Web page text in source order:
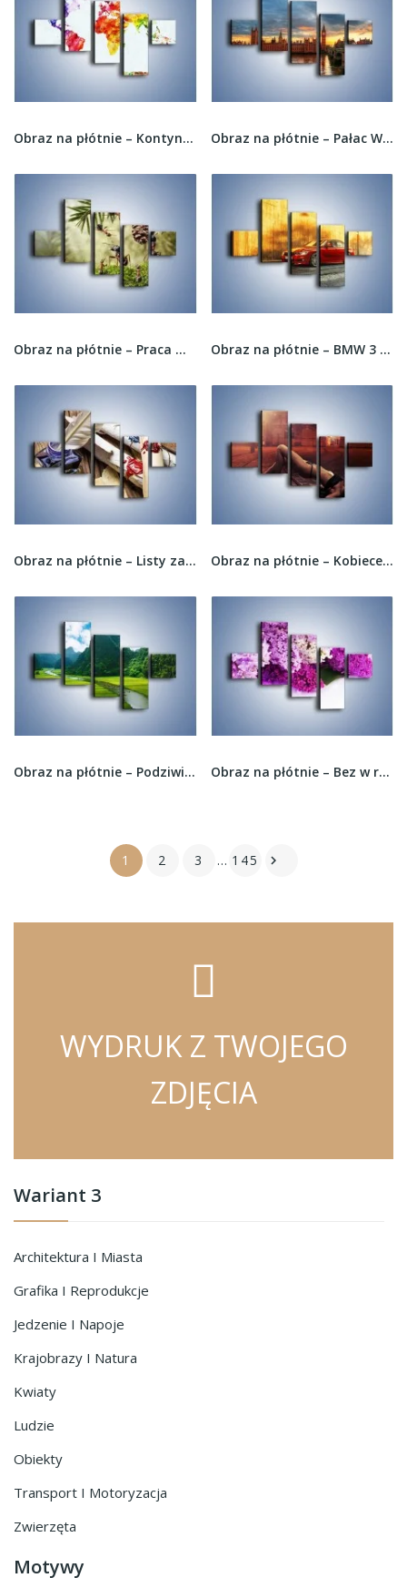
Wariant 3
Architektura I Miasta
Grafika I Reprodukcje
Jedzenie I Napoje
Krajobrazy I Natura
Kwiaty
Ludzie
Obiekty
Transport I Motoryzacja
Zwierzęta
Motywy
Obraz na płótnie – Kontynenty w jesiennych... Obraz na płótnie – Pałac Westmnisterski i Big...
Obraz na płótnie – Praca mrówek od rana do... Obraz na płótnie – BMW 3 F46 – pięcioczęściowy...
Obraz na płótnie – Listy zapieczętowane... Obraz na płótnie – Kobiece ciało na bruku –...
Obraz na płótnie – Podziwiany widok z płynącej... Obraz na płótnie – Bez w różnych kolorach –...
1 2 3 … 145 
WYDRUK Z TWOJEGO
ZDJĘCIA